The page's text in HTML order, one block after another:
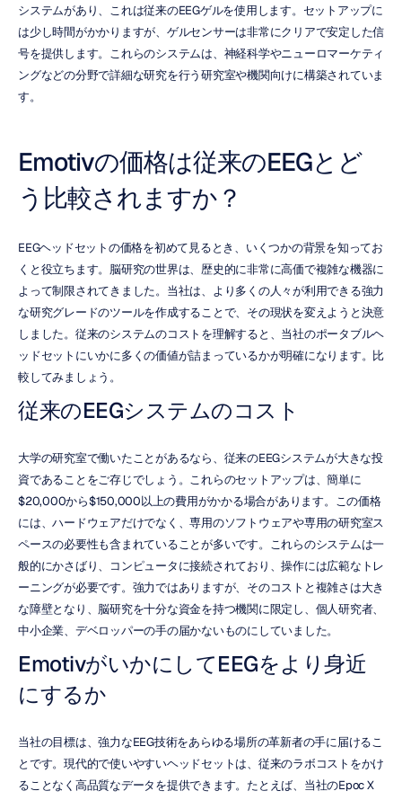
システムがあり、これは従来のEEGゲルを使用します。セットアップに
は少し時間がかかりますが、ゲルセンサーは非常にクリアで安定した信
号を提供します。これらのシステムは、神経科学やニューロマーケティ
ングなどの分野で詳細な研究を行う研究室や機関向けに構築されていま
す。
Emotivの価格は従来のEEGとど
う比較されますか？
EEGヘッドセットの価格を初めて見るとき、いくつかの背景を知ってお
くと役立ちます。脳研究の世界は、歴史的に非常に高価で複雑な機器に
よって制限されてきました。当社は、より多くの人々が利用できる強力
な研究グレードのツールを作成することで、その現状を変えようと決意
しました。従来のシステムのコストを理解すると、当社のポータブルヘ
ッドセットにいかに多くの価値が詰まっているかが明確になります。比
較してみましょう。
従来のEEGシステムのコスト
大学の研究室で働いたことがあるなら、従来のEEGシステムが大きな投
資であることをご存じでしょう。これらのセットアップは、簡単に
$20,000から$150,000以上の費用がかかる場合があります。この価格
には、ハードウェアだけでなく、専用のソフトウェアや専用の研究室ス
ペースの必要性も含まれていることが多いです。これらのシステムは一
般的にかさばり、コンピュータに接続されており、操作には広範なトレ
ーニングが必要です。強力ではありますが、そのコストと複雑さは大き
な障壁となり、脳研究を十分な資金を持つ機関に限定し、個人研究者、
中小企業、デベロッパーの手の届かないものにしていました。
EmotivがいかにしてEEGをより身近
にするか
当社の目標は、強力なEEG技術をあらゆる場所の革新者の手に届けるこ
とです。現代的で使いやすいヘッドセットは、従来のラボコストをかけ
ることなく高品質なデータを提供できます。たとえば、当社のEpoc X